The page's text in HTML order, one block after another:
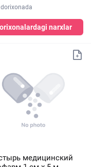
narxlar
медицинский